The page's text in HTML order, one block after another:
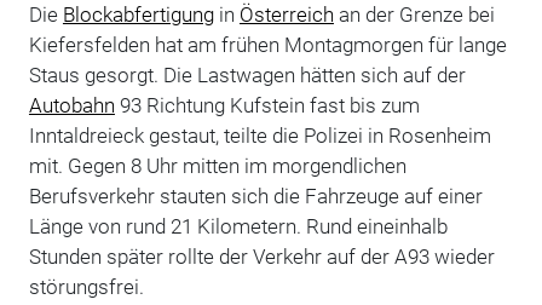
Die Blockabfertigungin Österreich an der Grenze bei
Kiefersfelden hat am frühen Montagmorgen für lange
Staus gesorgt. Die Lastwagen hätten sich auf der
Autobahn 93 Richtung Kufstein fast bis zum
Inntaldreieck gestaut, teilte die Polizei in Rosenheim
mit. Gegen 8 Uhr mitten im morgendlichen
Berufsverkehr stauten sich die Fahrzeuge auf einer
Länge von rund 21 Kilometern. Rund eineinhalb
Stunden später rollte der Verkehr auf der A93 wieder
störungsfrei.